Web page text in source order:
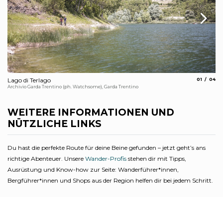
Lago di Terlago
Archivio Garda Trentino (ph. Watchsome), Garda Trentino
01 04
WEITERE INFORMATIONEN UND
NÜTZLICHE LINKS
Du hast die perfekte Route für deine Beine gefunden – jetzt geht’s ans
richtige Abenteuer. Unsere Wander-Profis stehen dir mit Tipps,
Ausrüstung und Know-how zur Seite: Wanderführer*innen,
Bergführer*innen und Shops aus der Region helfen dir bei jedem Schritt.